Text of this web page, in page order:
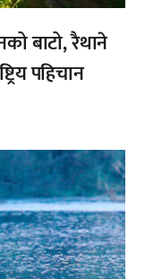
बाटो, रैथाने
पहिचान